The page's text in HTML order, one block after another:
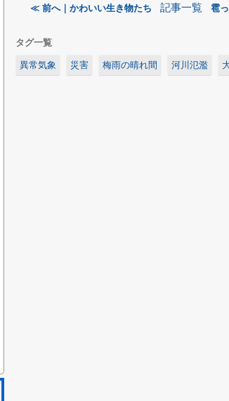
≪ 前へ｜かわいい生き物たち 記事一覧 雹
タグ一覧
異常気象 災害 梅雨の晴れ間 河川氾濫